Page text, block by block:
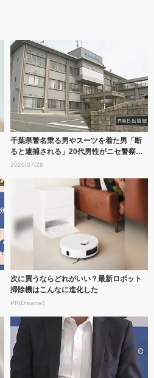
千葉県警名乗る男やスーツを着た男「断
ると逮捕される」20代男性がニセ警察詐
欺で9...
2026/07/28
次に買うならどれがいい？最新ロボット
掃除機はこんなに進化した
PR(Dreame)